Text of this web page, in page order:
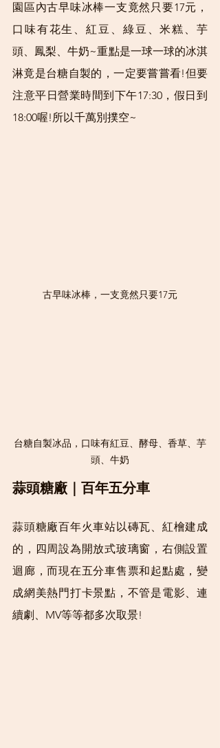
園區內古早味冰棒一支竟然只要17元，
口味有花生、紅豆、綠豆、米糕、芋
頭、鳳梨、牛奶~重點是一球一球的冰淇
淋竟是台糖自製的，一定要嘗嘗看!但要
注意平日營業時間到下午17:30，假日到
18:00喔!所以千萬別撲空~
古早味冰棒，一支竟然只要17元
台糖自製冰品，口味有紅豆、酵母、香草、芋
頭、牛奶
蒜頭糖廠｜百年五分車
蒜頭糖廠百年火車站以磚瓦、紅檜建成
的，四周設為開放式玻璃窗，右側設置
迴廊，而現在五分車售票和起點處，變
成網美熱門打卡景點，不管是電影、連
續劇、MV等等都多次取景!